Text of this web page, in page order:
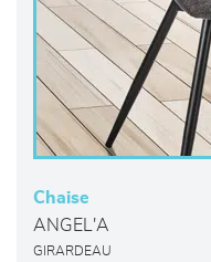
Chaise
ANGEL'A
GIRARDEAU